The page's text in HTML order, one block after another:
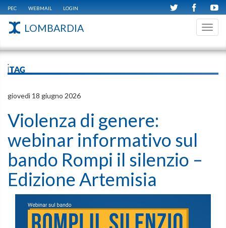
PEC WEBMAIL LOGIN
LOMBARDIA
iTAG
giovedì 18 giugno 2026
Violenza di genere:
webinar informativo sul
bando Rompi il silenzio –
Edizione Artemisia